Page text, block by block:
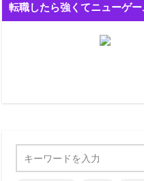
転職したら強くてニューゲ